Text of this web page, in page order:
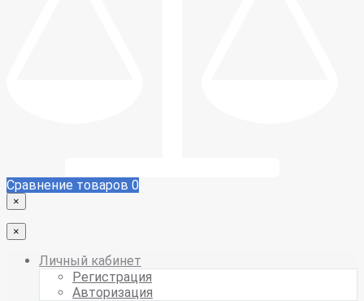
Сравнение товаров 0
×
×
Личный кабинет
Регистрация
Авторизация